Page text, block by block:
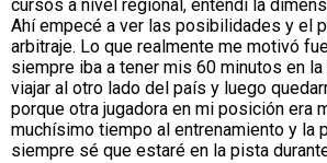
cursos a nivel regional, entendí la
Ahí empecé a ver las posibilidades y el
arbitraje. Lo que realmente me motivó
siempre iba a tener mis 60 minutos en
viajar al otro lado del país y luego
porque otra jugadora en mi posición era
muchísimo tiempo al entrenamiento y la
siempre sé que estaré en la pista